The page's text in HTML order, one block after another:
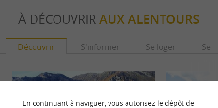
À DÉCOUVRIR AUX ALENTOURS
Découvrir S'informer Se loger Se
En continuant à naviguer, vous autorisez le dépôt de